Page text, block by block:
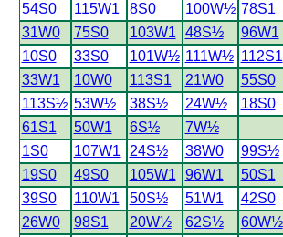
54S0
115W1 8S0 100W½ 78S1
31W0
75S0 103W1 48S½ 96W1
10S0
33S0 101W½ 111W½ 112S1
33W1
10W0 113S1 21W0 55S0
113S½ 53W½ 38S½ 24W½ 18S0
61S1
50W1 6S½
7W½
1S0
107W1 24S½ 38W0 99S½
19S0
49S0 105W1 96W1 50S1
39S0
110W1 50S½ 51W1 42S0
26W0
98S1 20W½ 62S½ 60W½